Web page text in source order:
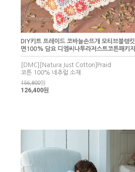
DIY키트 프레이드 코바늘손뜨개 모티브블랭킷
면100% 담요 디엠씨나투라저스트코튼패키지
[DMC][Natura Just Cotton]Praid
코튼 100% 네추럴 소재
156,800원
126,400원